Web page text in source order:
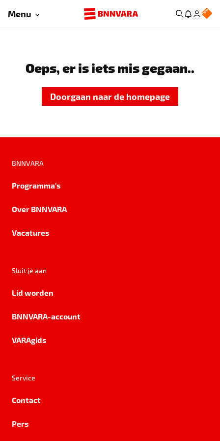
Menu
Oeps, er is iets mis gegaan..
Doorgaan naar de homepage
BNNVARA
Programma's
Over BNNVARA
Vacatures
Sluit je aan
Lid worden
BNNVARA-account
VARAgids
Service
Contact
Pers